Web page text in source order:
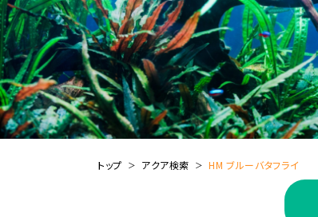
トップ アクア検索 HM ブルーバタフライ